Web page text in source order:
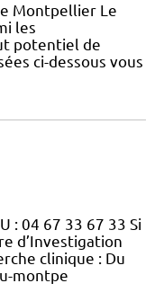
Montpellier Le
les
potentiel de
ci-dessous vous
: 04 67 33 67 33 Si
d’Investigation
clinique : Du
montpe